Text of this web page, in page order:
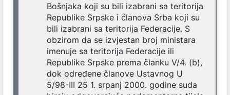
Bošnjaka koji su bili izabrani sa teritorija
Republike Srpske i članova Srba koji su
bili izabrani sa teritorija Federacije. S
obzirom da se izvjestan broj ministara
imenuje sa teritorija Federacije ili
Republike Srpske prema članku V/4. (b),
dok određene članove Ustavnog U
5/98-III 25 1. srpanj 2000. godine suda